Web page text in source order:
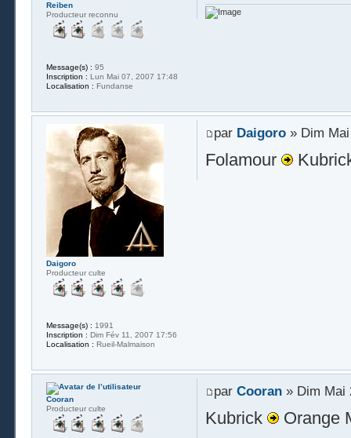
Reiben
Producteur reconnu
Message(s) : 95
Inscription : Lun Mai 07, 2007 17:48
Localisation : Fundanse
par Daigoro» Dim Mai
Folamour
Daigoro
Producteur culte
Message(s) : 1991
Inscription : Dim Fév 11, 2007 17:56
Localisation : Rueil-Malmaison
par Cooran» Dim Mai
Kubrick Orange
Cooran
Producteur culte